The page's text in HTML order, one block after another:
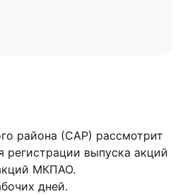
района (САР) рассмотрит
регистрации выпуска акций
МКПАО.
дней.